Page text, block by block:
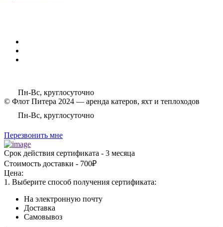
Пн-Вс, круглосуточно
© Флот Питера 2024 — аренда катеров, яхт и теплоходов
Пн-Вс, круглосуточно
Перезвонить мне
Срок действия сертификата - 3 месяца
Стоимость доставки - 700₽
Цена:
1. Выберите способ получения сертификата:
На электронную почту
Доставка
Самовывоз